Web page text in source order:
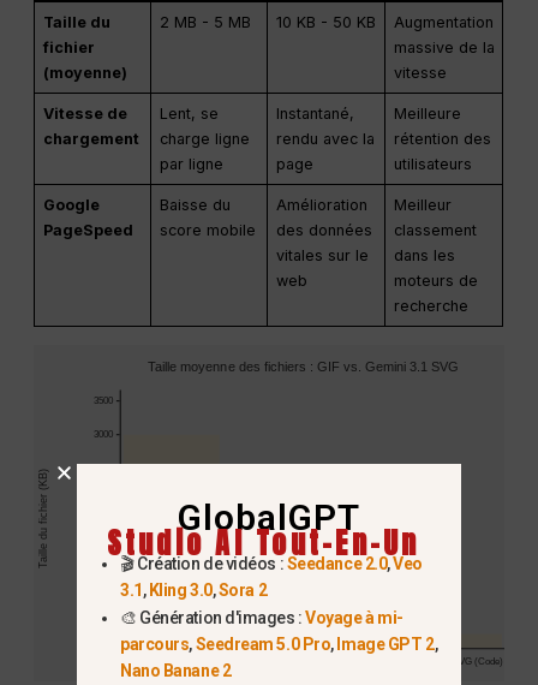
Taille du
fichier
(moyenne)
2 MB - 5 MB 10 KB - 50 KB
Augmentation
massive de la
vitesse
Vitesse de
chargement
Lent, se
charge ligne
par ligne
Instantané,
rendu avec la
page
Meilleure
rétention des
utilisateurs
Google
PageSpeed
Baisse du
score mobile
Amélioration
des données
vitales sur le
web
Meilleur
classement
dans les
moteurs de
recherche
Taille moyenne des fichiers : GIF vs. Gemini 3.1 SVG
Gemini 3.1 SVG (Code)
3500
3000
1500
1000
Taille du fichier (KB) GlobalGPT
Studio AI Tout-En-Un
🎬 Création de vidéos :Seedance 2.0,Veo
3.1, Kling 3.0,Sora 2
🎨 Génération d'images :Voyage à mi-
parcours,Seedream 5.0 Pro, Image GPT 2,
Nano Banane 2